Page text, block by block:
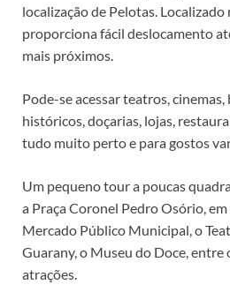
localização de Pelotas. Localizado
proporciona fácil deslocamento
mais próximos.
Pode-se acessar teatros,
históricos, doçarias, lojas,
tudo muito perto e para gostos
Um pequeno tour a poucas
a Praça Coronel Pedro Osório,
Mercado Público Municipal, o
Guarany, o Museu do Doce, entre
atrações.